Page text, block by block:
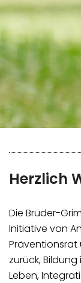
Herzlich
Die Brüder-
Initiative von
Präventionsrat
zurück,
Leben,